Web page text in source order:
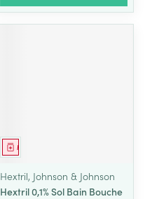
Médicament
Hextril, Johnson & Johnson
Hextril 0,1% Sol Bain Bouche